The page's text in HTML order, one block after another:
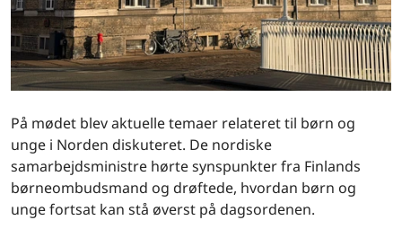
På mødet blev aktuelle temaer relateret til børn og
unge i Norden diskuteret. De nordiske
samarbejdsministre hørte synspunkter fra Finlands
børneombudsmand og drøftede, hvordan børn og
unge fortsat kan stå øverst på dagsordenen.